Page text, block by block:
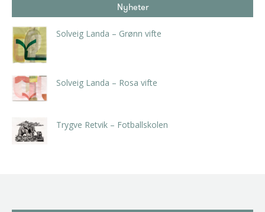
Nyheter
Solveig Landa – Grønn vifte
Solveig Landa – Rosa vifte
Trygve Retvik – Fotballskolen